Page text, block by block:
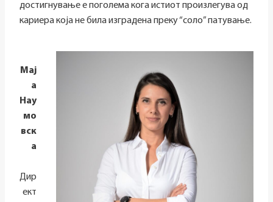
достигнување е поголема кога истиот произлегува од
кариера која не била изградена преку “соло” патување.
Мај
а
Нау
мо
вск
а
Дир
ект